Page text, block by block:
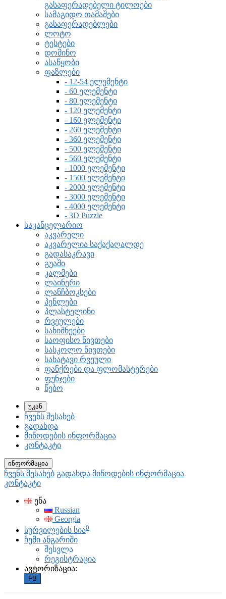
გასაფერადებელი ტილოები
სამაგიდო თამაშები
გასაფერადებლები
ლოტო
ტესტები
დომინო
ასაწყობი
ფაზლები
- 12-54 ელემენტი
- 60 ელემენტი
- 80 ელემენტი
- 120 ელემენტი
- 160 ელემენტი
- 260 ელემენტი
- 360 ელემენტი
- 500 ელემენტი
- 560 ელემენტი
- 1000 ელემენტი
- 1500 ელემენტი
- 2000 ელემენტი
- 3000 ელემენტი
- 4000 ელემენტი
- 3D Puzzle
საკანცელარიო
აკვარელი
აკვარელია საქაქაღალდე
გადასაკრავი
გუაში
კალმები
ლაინერი
ლანჩბოკსები
პენლები
პლასტელინი
რვეულები
სანიშნეები
საოფისო ნივთები
სასკოლო ნივთები
სახატავი რვეული
ფანქრები და ფლომასტერები
ფუნჯები
წებო
უკან
ჩვენს შესახებ
გადახდა
მიწოდების ინფორმაცია
კონტაკტი
ინფორმაცია
ჩვენს შესახებ გადახდა მიწოდების ინფორმაცია
კონტაკტი
ენა
Russian
Georgia
სურვილების სია0
ჩემი ანგარიში
შესვლა
რეგისტრაცია
ავტორიზაცია:
FB